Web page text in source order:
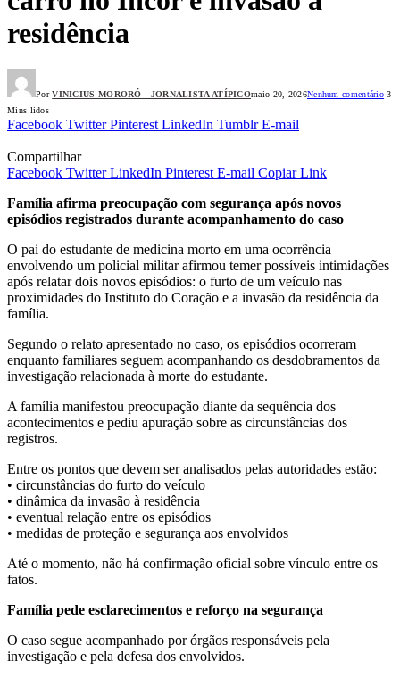
residência
Por VINICIUS MORORÓ - JORNALISTA ATÍPICOmaio 20, 2026Nenhum comentário 3
Mins lidos
Facebook Twitter Pinterest LinkedIn Tumblr E-mail
Compartilhar
Facebook Twitter LinkedIn Pinterest E-mail Copiar Link
Família afirma preocupação com segurança após novos
episódios registrados durante acompanhamento do caso
O pai do estudante de medicina morto em uma ocorrência
envolvendo um policial militar afirmou temer possíveis intimidações
após relatar dois novos episódios: o furto de um veículo nas
proximidades do Instituto do Coração e a invasão da residência da
família.
Segundo o relato apresentado no caso, os episódios ocorreram
enquanto familiares seguem acompanhando os desdobramentos da
investigação relacionada à morte do estudante.
A família manifestou preocupação diante da sequência dos
acontecimentos e pediu apuração sobre as circunstâncias dos
registros.
Entre os pontos que devem ser analisados pelas autoridades estão:
• circunstâncias do furto do veículo
• dinâmica da invasão à residência
• eventual relação entre os episódios
• medidas de proteção e segurança aos envolvidos
Até o momento, não há confirmação oficial sobre vínculo entre os
fatos.
Família pede esclarecimentos e reforço na segurança
O caso segue acompanhado por órgãos responsáveis pela
investigação e pela defesa dos envolvidos.